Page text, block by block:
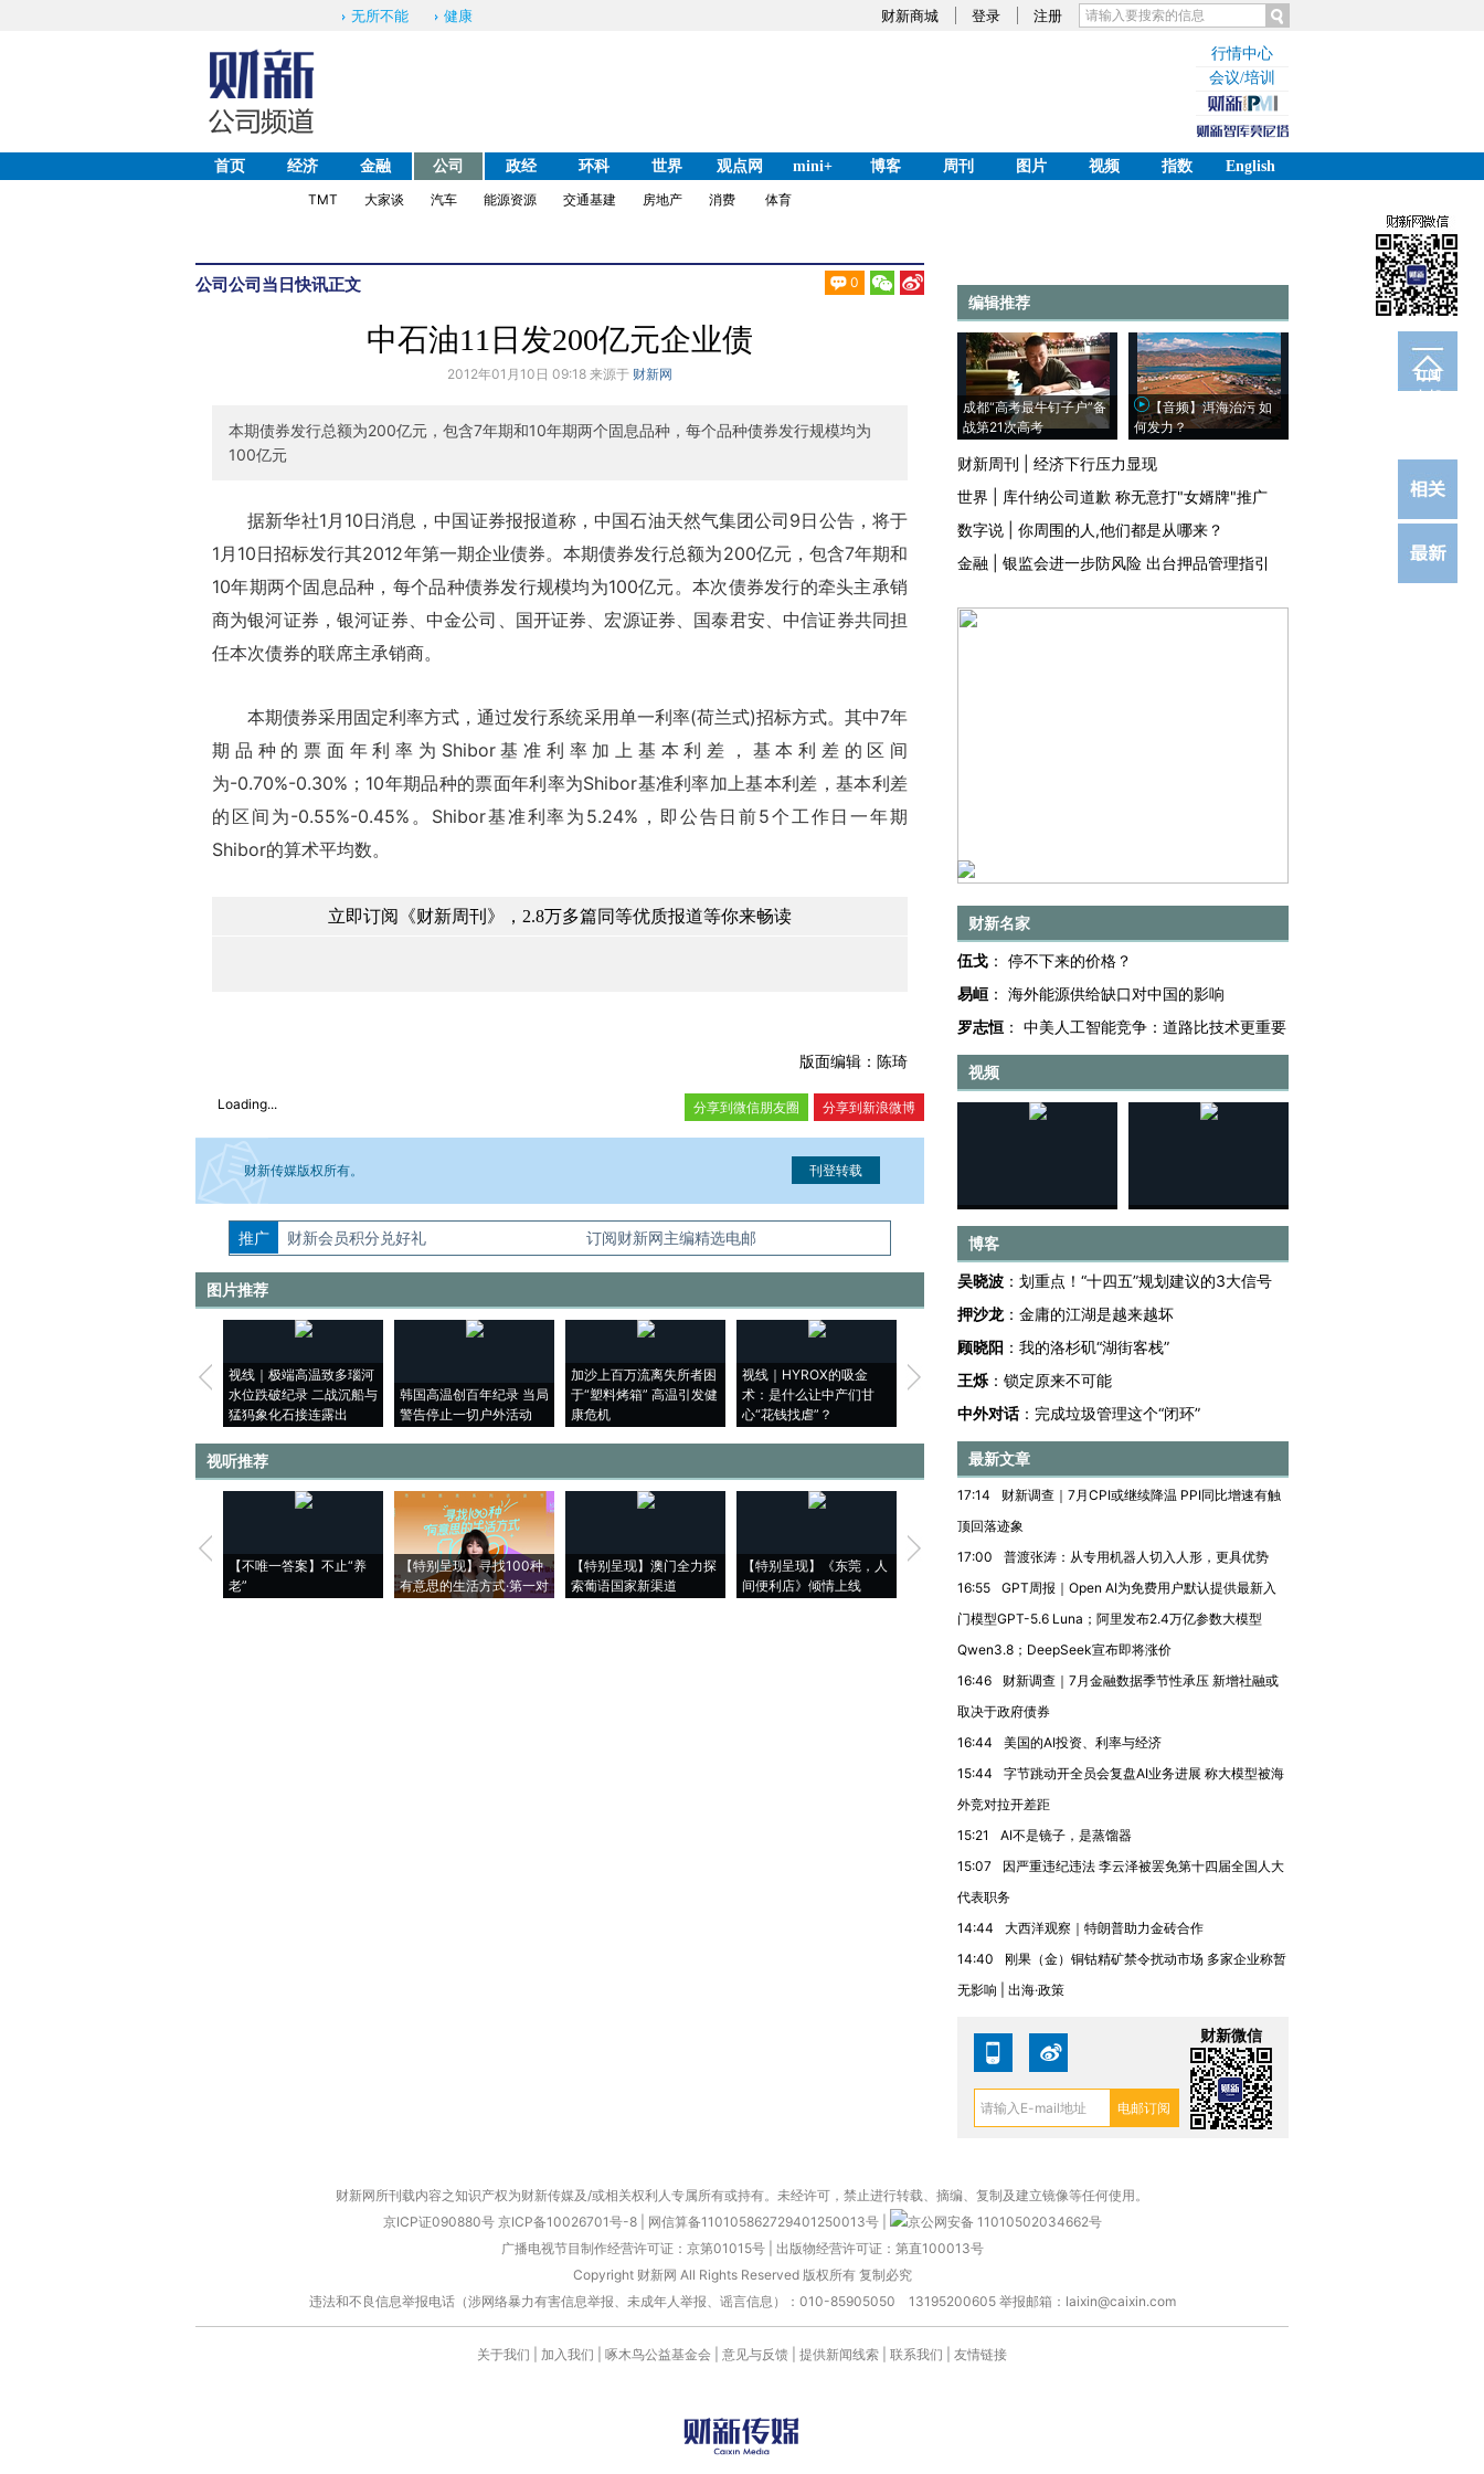
财新商城 登录 注册
无所不能 健康
行情中心
会议/培训
首页 经济 金融 公司 政经 环科 世界 观点网 mini+ 博客 周刊 图片 视频 指数
English
TMT
大家谈 汽车 能源资源 交通基建 房地产 消费 体育
公司公司当日快讯正文 0
订阅
电邮
中石油11日发200亿元企业债
2012年01月10日 09:18 来源于 财新网
本期债券发行总额为200亿元，包含7年期和10年期两个固息品种，每个品种债券发行规模均为
100亿元
据新华社1月10日消息，中国证券报报道称，中国石油天然气集团公司9日公告，将于
1月10日招标发行其2012年第一期企业债券。本期债券发行总额为200亿元，包含7年期和
10年期两个固息品种，每个品种债券发行规模均为100亿元。本次债券发行的牵头主承销
商为银河证券，银河证券、中金公司、国开证券、宏源证券、国泰君安、中信证券共同担
任本次债券的联席主承销商。
本期债券采用固定利率方式，通过发行系统采用单一利率(荷兰式)招标方式。其中7年
期品种的票面年利率为Shibor基准利率加上基本利差，基本利差的区间
为-0.70%-0.30%；10年期品种的票面年利率为Shibor基准利率加上基本利差，基本利差
的区间为-0.55%-0.45%。Shibor基准利率为5.24%，即公告日前5个工作日一年期
Shibor的算术平均数。
立即订阅《财新周刊》，2.8万多篇同等优质报道等你来畅读
版面编辑：陈琦
Loading... 分享到新浪微博
分享到微信朋友圈
财新传媒版权所有。
如需刊登转载请点击右侧按钮，提交相关信息。经确认即可刊登转载。
推广 财新会员积分兑好礼 订阅财新网主编精选电邮
图片推荐
视线｜极端高温致多瑙河
水位跌破纪录 二战沉船与
猛犸象化石接连露出
韩国高温创百年纪录 当局
警告停止一切户外活动
加沙上百万流离失所者困
于“塑料烤箱” 高温引发健
康危机
视线｜HYROX的吸金
术：是什么让中产们甘
心“花钱找虐”？
马航飞行员跨国走私7万
视线｜被称为“蟑螂”的印
育部长拱下台
视听推荐
【不唯一答案】不止“养
老”
【特别呈现】寻找100种
有意思的生活方式·第一对
【特别呈现】澳门全力探
索葡语国家新渠道
【特别呈现】《东莞，人
间便利店》倾情上线
【推广】走进第四届链博
会，让数智科技“链”接产
【特别呈现】寻找100种
有意思的生活方式·第三对
CFO：不靠规模取胜，华
住三大增长引擎是什么？
编辑推荐
成都“高考最牛钉子户”备
战第21次高考
【音频】洱海治污 如
何发力？
财新周刊
经济下行压力显现
世界
库什纳公司道歉 称无意打"女婿牌"推广
数字说
你周围的人,他们都是从哪来？
金融
银监会进一步防风险 出台押品管理指引
财新名家
伍戈 ： 停不下来的价格？
易峘 ： 海外能源供给缺口对中国的影响
罗志恒 ： 中美人工智能竞争：道路比技术更重要
视频
博客
吴晓波 ： 划重点！“十四五”规划建议的3大信号
押沙龙 ： 金庸的江湖是越来越坏
顾晓阳 ： 我的洛杉矶“湖街客栈”
王烁 ： 锁定原来不可能
中外对话： 完成垃圾管理这个“闭环”
最新文章
17:14
财新调查｜7月CPI或继续降温 PPI同比增速有触
顶回落迹象
17:00
普渡张涛：从专用机器人切入人形，更具优势
16:55
GPT周报｜Open AI为免费用户默认提供最新入
门模型GPT-5.6 Luna；阿里发布2.4万亿参数大模型
Qwen3.8；DeepSeek宣布即将涨价
16:46
财新调查｜7月金融数据季节性承压 新增社融或
取决于政府债券
16:44
美国的AI投资、利率与经济
15:44
字节跳动开全员会复盘AI业务进展 称大模型被海
外竞对拉开差距
15:21
AI不是镜子，是蒸馏器
15:07
因严重违纪违法 李云泽被罢免第十四届全国人大
代表职务
14:44
大西洋观察｜特朗普助力金砖合作
14:40
刚果（金）铜钴精矿禁令扰动市场 多家企业称暂
无影响 | 出海·政策
财新微信
财新网所刊载内容之知识产权为财新传媒及/或相关权利人专属所有或持有。未经许可，禁止进行转载、摘编、复制及建立镜像等任何使用。
京ICP证090880号 京ICP备10026701号-8 网信算备110105862729401250013号
京公网安备 11010502034662号
广播电视节目制作经营许可证：京第01015号| 出版物经营许可证：第直100013号
Copyright 财新网 All Rights Reserved 版权所有 复制必究
违法和不良信息举报电话（涉网络暴力有害信息举报、未成年人举报、谣言信息）：010-85905050 13195200605 举报邮箱：laixin@caixin.com
关于我们 加入我们 啄木鸟公益基金会 意见与反馈 提供新闻线索 联系我们 友情链接